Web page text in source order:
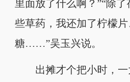
里面放了什么啊？”“除
些草药，我还加了柠檬
糖……”吴玉兴说。
出摊才个把小时，一